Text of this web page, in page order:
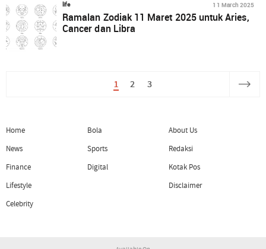
life 11 March 2025
Ramalan Zodiak 11 Maret 2025 untuk Aries,
Cancer dan Libra
1 2 3
Home
News
Finance
Lifestyle
Celebrity
Bola
Sports
Digital
About Us
Redaksi
Kotak Pos
Disclaimer